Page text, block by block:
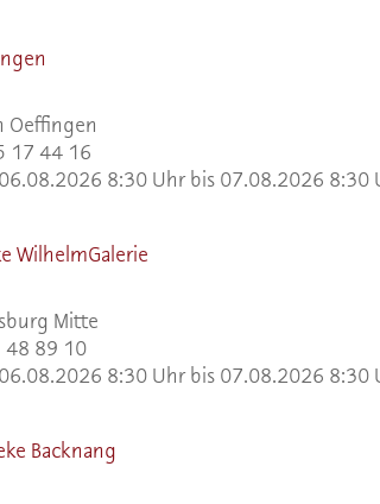
Oeffingen
17 44 16
8:30 Uhr bis 07.08.2026 8:30
WilhelmGalerie
Mitte
48 89 10
8:30 Uhr bis 07.08.2026 8:30
Backnang